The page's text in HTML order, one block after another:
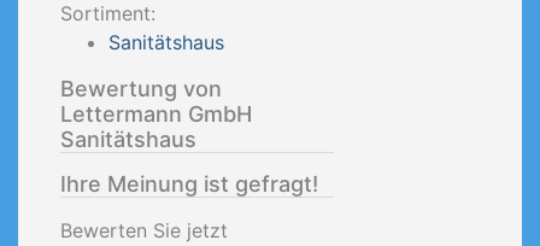
Sortiment:
Sanitätshaus
Bewertung von
Lettermann GmbH
Sanitätshaus
Ihre Meinung ist gefragt!
Bewerten Sie jetzt